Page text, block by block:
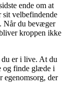
ende om at
sit velbefindende
Når du bevæger
kroppen ikke
er i live. At du
og finde glæde i
egenomsorg, der